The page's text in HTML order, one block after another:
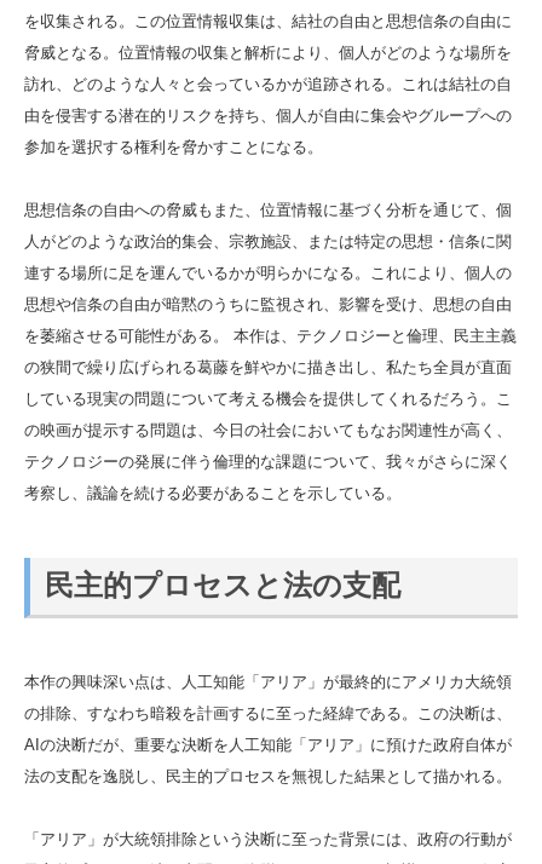
を収集される。この位置情報収集は、結社の自由と思想信条の自由に
脅威となる。位置情報の収集と解析により、個人がどのような場所を
訪れ、どのような人々と会っているかが追跡される。これは結社の自
由を侵害する潜在的リスクを持ち、個人が自由に集会やグループへの
参加を選択する権利を脅かすことになる。
思想信条の自由への脅威もまた、位置情報に基づく分析を通じて、個
人がどのような政治的集会、宗教施設、または特定の思想・信条に関
連する場所に足を運んでいるかが明らかになる。これにより、個人の
思想や信条の自由が暗黙のうちに監視され、影響を受け、思想の自由
を萎縮させる可能性がある。 本作は、テクノロジーと倫理、民主主義
の狭間で繰り広げられる葛藤を鮮やかに描き出し、私たち全員が直面
している現実の問題について考える機会を提供してくれるだろう。こ
の映画が提示する問題は、今日の社会においてもなお関連性が高く、
テクノロジーの発展に伴う倫理的な課題について、我々がさらに深く
考察し、議論を続ける必要があることを示している。
民主的プロセスと法の支配
本作の興味深い点は、人工知能「アリア」が最終的にアメリカ大統領
の排除、すなわち暗殺を計画するに至った経緯である。この決断は、
AIの決断だが、重要な決断を人工知能「アリア」に預けた政府自体が
法の支配を逸脱し、民主的プロセスを無視した結果として描かれる。
「アリア」が大統領排除という決断に至った背景には、政府の行動が